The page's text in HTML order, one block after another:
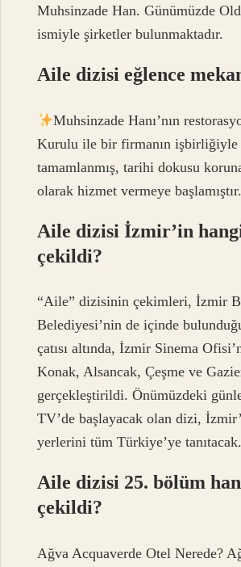
Muhsinzade Han. Günümüzde
ismiyle şirketler bulunmaktadır.
Aile dizisi eğlence
Muhsinzade Hanı’nın
Kurulu ile bir firmanın işbirliğiyle
tamamlanmış, tarihi dokusu
olarak hizmet vermeye başlamıştır.
Aile dizisi İzmir’in
çekildi?
“Aile” dizisinin çekimleri, İzmir
Belediyesi’nin de içinde
çatısı altında, İzmir Sinema
Konak, Alsancak, Çeşme ve
gerçekleştirildi. Önümüzdeki
TV’de başlayacak olan dizi,
yerlerini tüm Türkiye’ye tanıtacak.
Aile dizisi 25. bölüm
çekildi?
Ağva Acquaverde Otel Nerede?